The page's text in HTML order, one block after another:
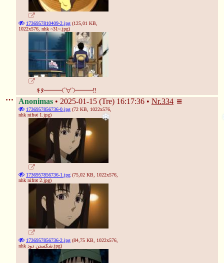
1736957810409-2.jpg (125,01 KB,
1022x576, nhk ~31~.jpg)
ｷﾀ━━━(ﾟ∀ﾟ)━━━!!
Anonimas 2025-01-15 (Tre) 16:17:36 Nr.334
1736957856736-0.jpg (72 KB, 1022x576,
nhk nifrət 1.jpg)
1736957856736-1.jpg (75,02 KB, 1022x576,
nhk nifrət 2.jpg)
1736957856736-2.jpg (84,75 KB, 1022x576,
nhk شکستن دود.jpg)